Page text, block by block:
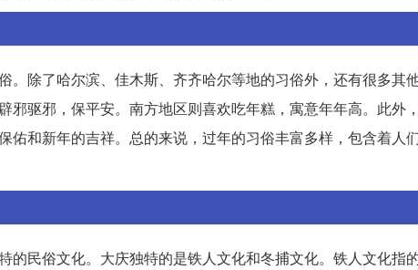
除了哈尔滨、佳木斯、齐齐哈尔等地的习俗外，还有很多其他
邪驱邪，保平安。南方地区则喜欢吃年糕，寓意年年高。此外
佑和新年的吉祥。总的来说，过年的习俗丰富多样，包含着人
的民俗文化。大庆独特的是铁人文化和冬捕文化。铁人文化指